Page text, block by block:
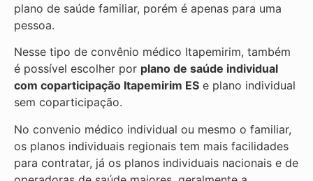
plano de saúde familiar, porém é apenas para uma
pessoa.
Nesse tipo de convênio médico Itapemirim, também
é possível escolher por plano de saúde individual
com coparticipação Itapemirim ES e plano individual
sem coparticipação.
No convenio médico individual ou mesmo o familiar,
os planos individuais regionais tem mais facilidades
para contratar, já os planos individuais nacionais e de